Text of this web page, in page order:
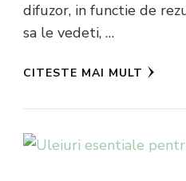
difuzor, in functie de
sa le vedeti, …
CITESTE MAI MULT